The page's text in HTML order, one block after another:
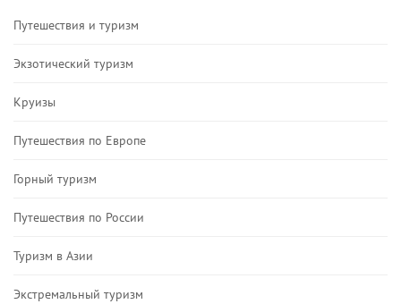
Путешествия и туризм
Экзотический туризм
Круизы
Путешествия по Европе
Горный туризм
Путешествия по России
Туризм в Азии
Экстремальный туризм